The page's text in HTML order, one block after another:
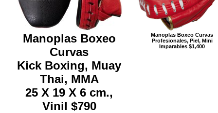
Manoplas Boxeo
Curvas
Kick Boxing, Muay
Thai, MMA
25 X 19 X 6 cm.,
Vinil $790
Manoplas Boxeo Curvas
Profesionales, Piel, Mini
Imparables $1,400